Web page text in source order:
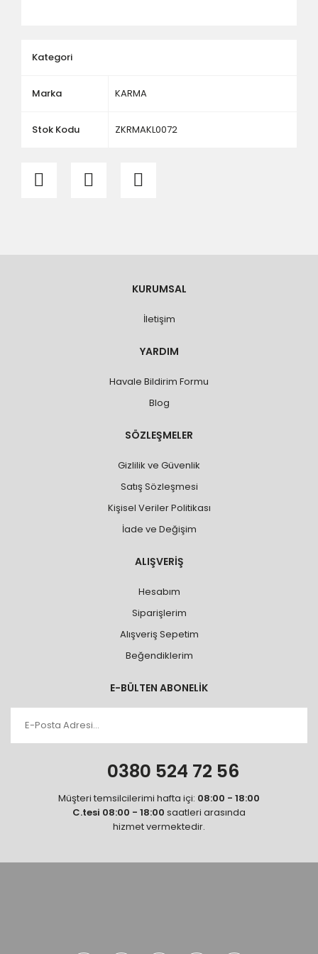
Kategori
Marka KARMA
Stok Kodu ZKRMAKL0072
KURUMSAL
İletişim
YARDIM
Havale Bildirim Formu
Blog
SÖZLEŞMELER
Gizlilik ve Güvenlik
Satış Sözleşmesi
Kişisel Veriler Politikası
İade ve Değişim
ALIŞVERİŞ
Hesabım
Siparişlerim
Alışveriş Sepetim
Beğendiklerim
E-BÜLTEN ABONELİK
0380 524 72 56
Müşteri temsilcilerimi hafta içi: 08:00 - 18:00
C.tesi 08:00 - 18:00 saatleri arasında
hizmet vermektedir.